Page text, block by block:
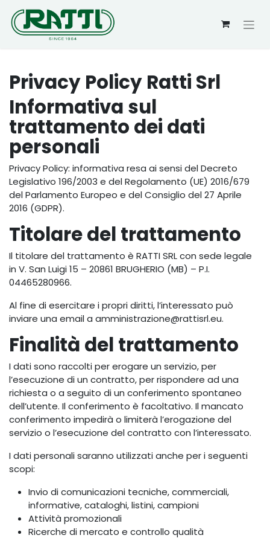
Privacy Policy Ratti Srl
Informativa sul
trattamento dei dati
personali
Privacy Policy: informativa resa ai sensi del Decreto
Legislativo 196/2003 e del Regolamento (UE) 2016/679
del Parlamento Europeo e del Consiglio del 27 Aprile
2016 (GDPR).
Titolare del trattamento
Il titolare del trattamento è RATTI SRL con sede legale
in V. San Luigi 15 – 20861 BRUGHERIO (MB) – P.I.
04465280966.
Al fine di esercitare i propri diritti, l’interessato può
inviare una email a amministrazione@rattisrl.eu.
Finalità del trattamento
I dati sono raccolti per erogare un servizio, per
l’esecuzione di un contratto, per rispondere ad una
richiesta o a seguito di un conferimento spontaneo
dell’utente. Il conferimento è facoltativo. Il mancato
conferimento impedirà o limiterà l’erogazione del
servizio o l’esecuzione del contratto con l’interessato.
I dati personali saranno utilizzati anche per i seguenti
scopi:
Invio di comunicazioni tecniche, commerciali,
informative, cataloghi, listini, campioni
Attività promozionali
Ricerche di mercato e controllo qualità